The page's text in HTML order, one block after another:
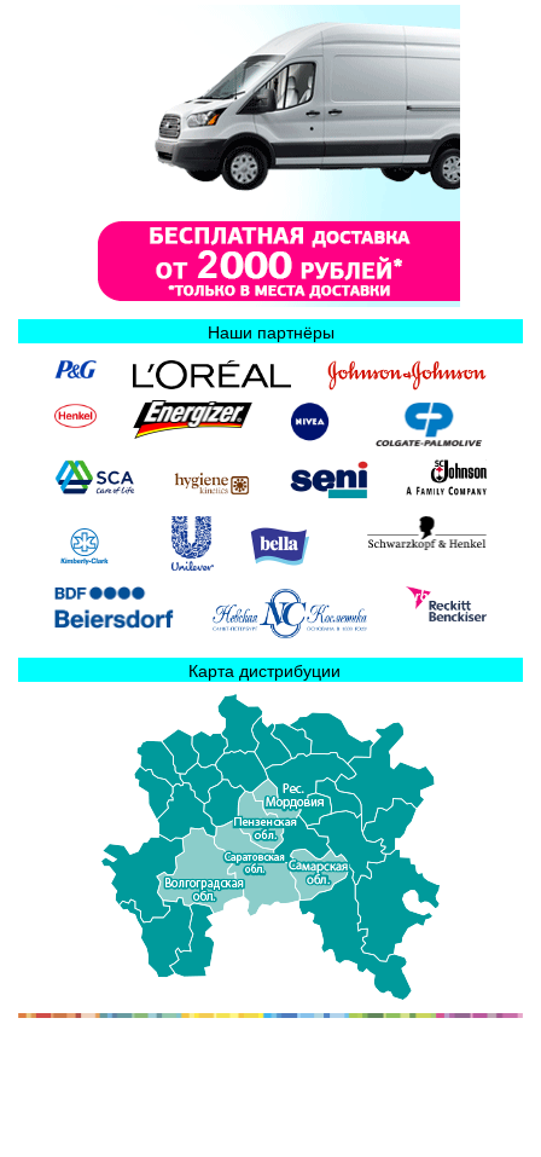
Наши партнёры
Карта дистрибуции